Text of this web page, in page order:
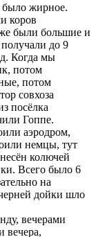
было жирное.
коров
были большие и
до 9
Когда мы
потом
потом
совхоза
посёлка
Гоппе.
аэродром,
немцы, тут
колючей
Всего было 6
на
дойки шло
вечерами
вечера,